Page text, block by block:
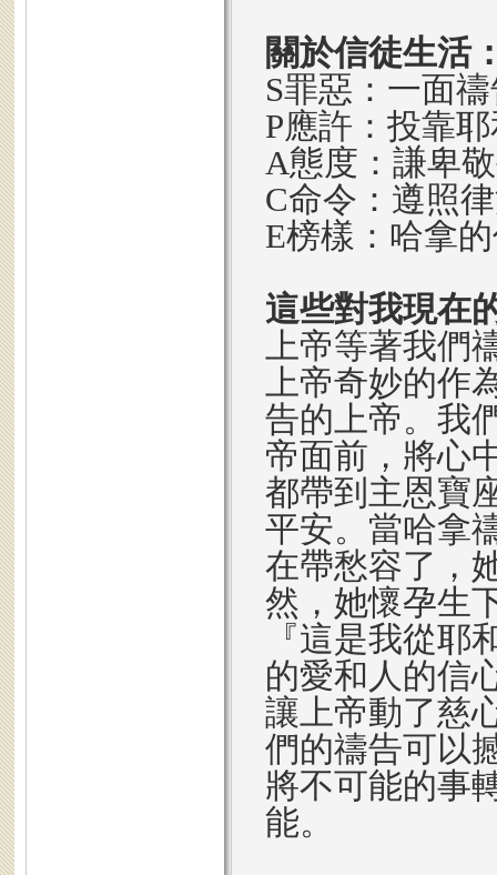
關於信徒生活
S罪惡：一面
P應許：投靠
A態度：謙卑
C命令：遵照
E榜樣：哈拿
這些對我現在
上帝等著我們
上帝奇妙的作
告的上帝。我
帝面前，將心
都帶到主恩寶
平安。當哈拿
在帶愁容了，
然，她懷孕生
『這是我從耶
的愛和人的信
讓上帝動了慈
們的禱告可以
將不可能的事
能。